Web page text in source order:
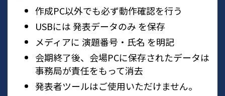
作成PC以外でも必ず動作確認を行う
USBには 発表データのみ を保存
メディアに 演題番号・氏名 を明記
会期終了後、会場PCに保存されたデータは
事務局が責任をもって消去
発表者ツールはご使用いただけません。